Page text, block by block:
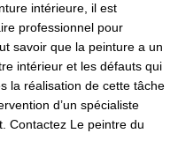
intérieure, il est
professionnel pour
savoir que la peinture a un
intérieur et les défauts qui
la réalisation de cette tâche
d’un spécialiste
Contactez Le peintre du